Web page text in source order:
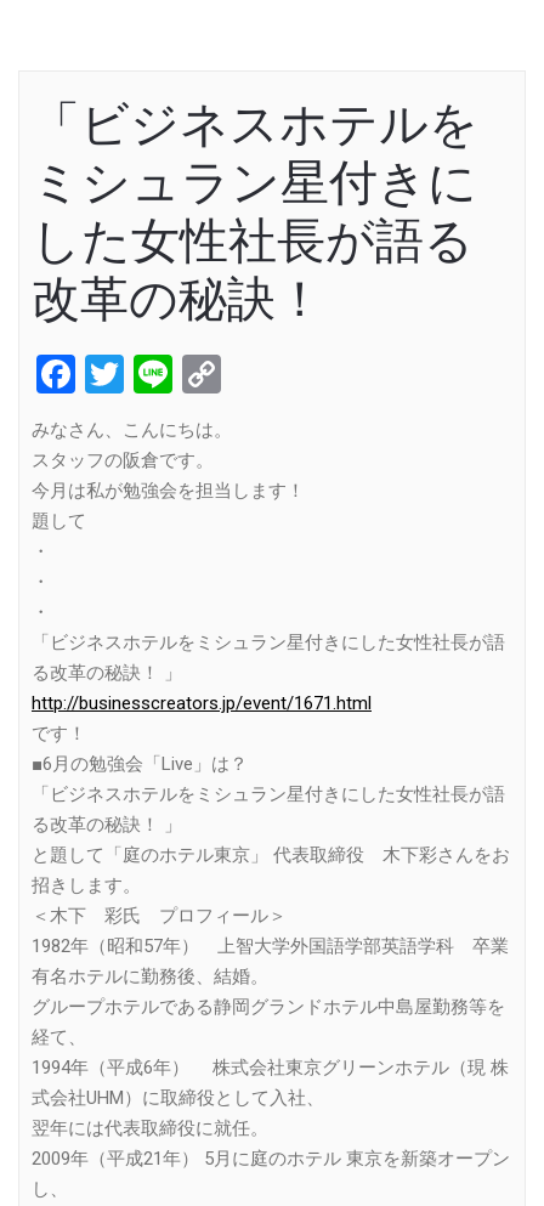
「ビジネスホテルを
ミシュラン星付きに
した女性社長が語る
改革の秘訣！
Facebook
Twitter
Line
みなさん、こんにちは。
スタッフの阪倉です。
今月は私が勉強会を担当します！
題して
・
・
・
「ビジネスホテルをミシュラン星付きにした女性社長が語
る改革の秘訣！ 」
http://businesscreators.jp/event/1671.html
です！
■6月の勉強会「Live」は？
「ビジネスホテルをミシュラン星付きにした女性社長が語
る改革の秘訣！ 」
と題して「庭のホテル東京」 代表取締役 木下彩さんをお
招きします。
＜木下 彩氏 プロフィール＞
1982年（昭和57年） 上智大学外国語学部英語学科 卒業
有名ホテルに勤務後、結婚。
グループホテルである静岡グランドホテル中島屋勤務等を
経て、
1994年（平成6年） 株式会社東京グリーンホテル（現 株
式会社UHM）に取締役として入社、
翌年には代表取締役に就任。
2009年（平成21年） 5月に庭のホテル 東京を新築オープン
し、